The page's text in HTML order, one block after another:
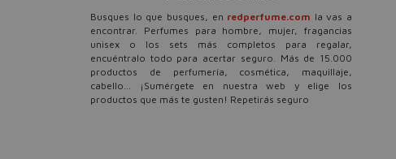
Busques lo que busques, en redperfume.com la vas a
encontrar. Perfumes para hombre, mujer, fragancias
unisex o los sets más completos para regalar,
encuéntralo todo para acertar seguro. Más de 15.000
productos de perfumería, cosmética, maquillaje,
cabello... ¡Sumérgete en nuestra web y elige los
productos que más te gusten! Repetirás seguro